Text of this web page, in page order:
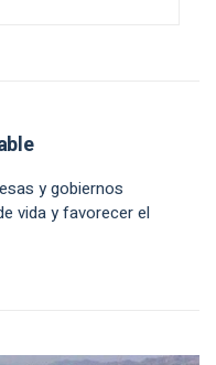
y gobiernos
vida y favorecer el